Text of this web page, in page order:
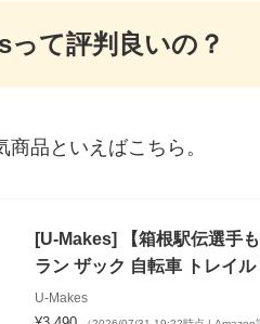
って評判良いの？
商品といえばこちら。
[U-Makes] 【箱根駅伝選手
ラン ザック 自転車 トレイ
U-Makes